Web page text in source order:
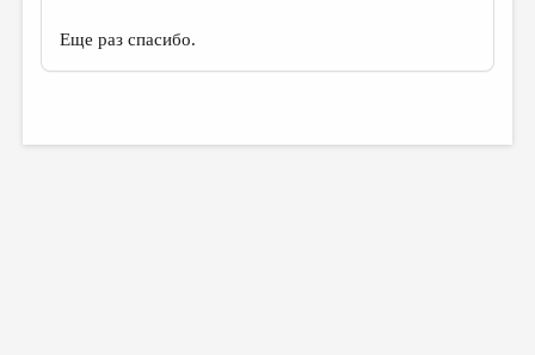
Еще раз спасибо.